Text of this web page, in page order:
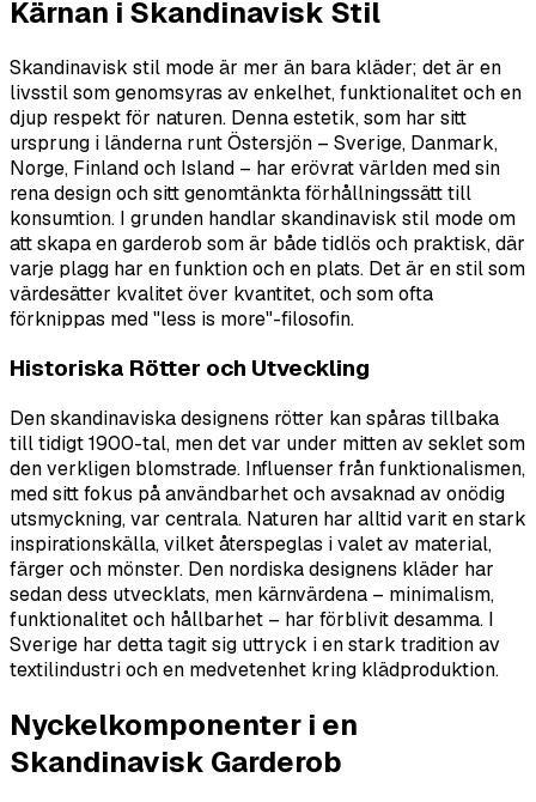
Kärnan i Skandinavisk Stil
Skandinavisk stil mode är mer än bara kläder; det är en
livsstil som genomsyras av enkelhet, funktionalitet och en
djup respekt för naturen. Denna estetik, som har sitt
ursprung i länderna runt Östersjön – Sverige, Danmark,
Norge, Finland och Island – har erövrat världen med sin
rena design och sitt genomtänkta förhållningssätt till
konsumtion. I grunden handlar skandinavisk stil mode om
att skapa en garderob som är både tidlös och praktisk, där
varje plagg har en funktion och en plats. Det är en stil som
värdesätter kvalitet över kvantitet, och som ofta
förknippas med "less is more"-filosofin.
Historiska Rötter och Utveckling
Den skandinaviska designens rötter kan spåras tillbaka
till tidigt 1900-tal, men det var under mitten av seklet som
den verkligen blomstrade. Influenser från funktionalismen,
med sitt fokus på användbarhet och avsaknad av onödig
utsmyckning, var centrala. Naturen har alltid varit en stark
inspirationskälla, vilket återspeglas i valet av material,
färger och mönster. Den nordiska designens kläder har
sedan dess utvecklats, men kärnvärdena – minimalism,
funktionalitet och hållbarhet – har förblivit desamma. I
Sverige har detta tagit sig uttryck i en stark tradition av
textilindustri och en medvetenhet kring klädproduktion.
Nyckelkomponenter i en
Skandinavisk Garderob